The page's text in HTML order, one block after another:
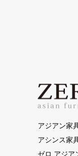
アジアン家
アシンス家
ゼロ アジア